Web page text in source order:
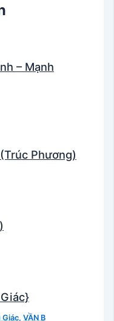
– Mạnh
Phương)
Giác, VẦN B